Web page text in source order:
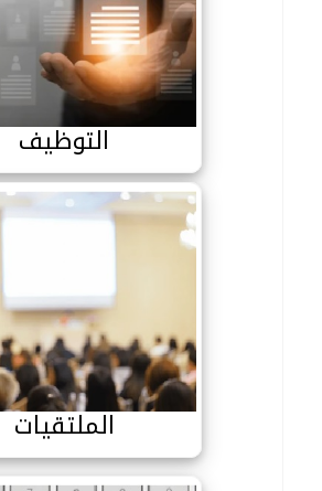
التوظيف
التوظيف
الملتقيات
الملتقيات